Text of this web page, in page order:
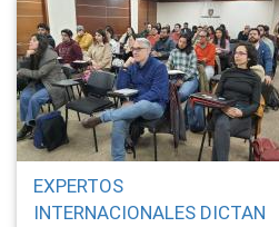
EXPERTOS
INTERNACIONALES DICTAN